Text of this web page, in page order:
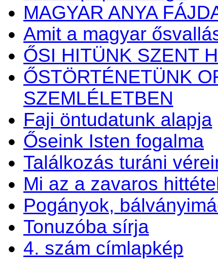
MAGYAR ANYA
Amit a magyar
ŐSI HITÜNK SZENT
ŐSTÖRTÉNETÜNK
SZEMLÉLETBEN
Faji öntudatunk alapja
Őseink Isten fogalma
Találkozás turáni
Mi az a zavaros
Pogányok,
Tonuzóba sírja
4. szám címlapkép